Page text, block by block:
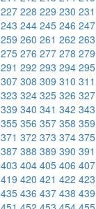
227 228 229 230 231
243 244 245 246 247
259 260 261 262 263
275 276 277 278 279
291 292 293 294 295
307 308 309 310 311
323 324 325 326 327
339 340 341 342 343
355 356 357 358 359
371 372 373 374 375
387 388 389 390 391
403 404 405 406 407
419 420 421 422 423
435 436 437 438 439